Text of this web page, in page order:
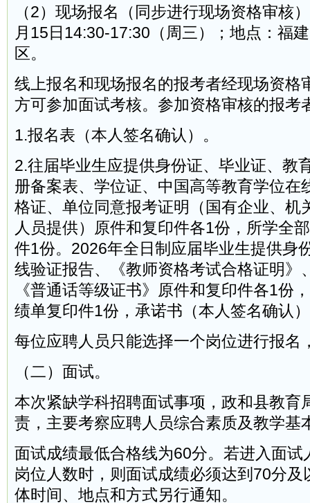
（2）现场报名（同步进行现场资格审核
月15日14:30-17:30（周三）；地点：福
区。
线上报名和现场报名的报考者经现场资格
方可参加面试考核。参加资格审核的报考
1.报名表（本人签名确认）。
2.往届毕业生应提供身份证、毕业证、教
册备案表、学位证、中国高等教育学位在
格证、单位同意报考证明（国有企业、机
人员提供）原件和复印件各1份，所学全
件1份。2026年全日制应届毕业生提供身
线验证报告、《教师资格考试合格证明》
《普通话等级证书》原件和复印件各1份
绩单复印件1份，承诺书（本人签名确认
每位应聘人员只能选择一个岗位进行报名
（二）面试。
本次紧缺学科招聘面试事项，政和县教育
责，主要考察应聘人员综合素质及教学基
面试成绩最低合格线为60分。若进入面试
岗位人数时，则面试成绩必须达到70分及
体时间、地点和方式另行通知。